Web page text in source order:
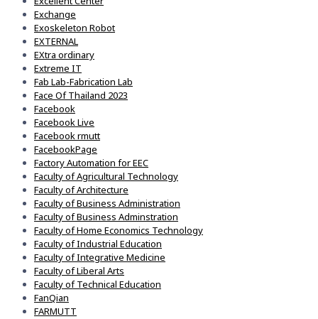
Exchange
Exoskeleton Robot
EXTERNAL
EXtra ordinary
Extreme IT
Fab Lab-Fabrication Lab
Face Of Thailand 2023
Facebook
Facebook Live
Facebook rmutt
FacebookPage
Factory Automation for EEC
Faculty of Agricultural Technology
Faculty of Architecture
Faculty of Business Administration
Faculty of Business Adminstration
Faculty of Home Economics Technology
Faculty of Industrial Education
Faculty of Integrative Medicine
Faculty of Liberal Arts
Faculty of Technical Education
FanQian
FARMUTT